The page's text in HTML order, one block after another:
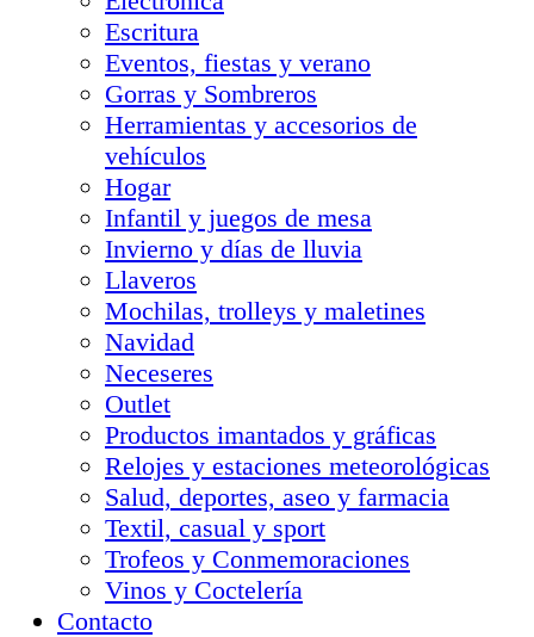
Escritura
Eventos, fiestas y verano
Gorras y Sombreros
Herramientas y accesorios de
vehículos
Hogar
Infantil y juegos de mesa
Invierno y días de lluvia
Llaveros
Mochilas, trolleys y maletines
Navidad
Neceseres
Outlet
Productos imantados y gráficas
Relojes y estaciones meteorológicas
Salud, deportes, aseo y farmacia
Textil, casual y sport
Trofeos y Conmemoraciones
Vinos y Coctelería
Contacto